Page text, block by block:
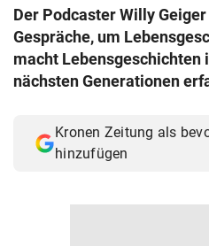
Der Podcaster Willy
Gespräche, um
macht Lebensgeschichten
nächsten Generationen
Kronen Zeitung als
hinzufügen